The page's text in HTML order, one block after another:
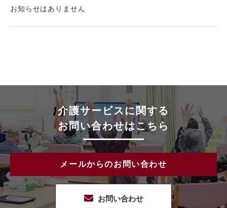
お知らせはありません
介護サービスに関する
お問い合わせはこちら
メールからのお問い合わせ
お問い合わせ